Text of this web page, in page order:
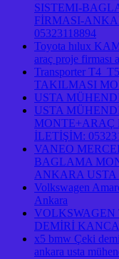
SISTEMI-
FİRMASI-
05323118894
Toyota hılux
araç proje
Transporter T4
TAKILMASI
USTA
USTA
MONTE+ARAÇ
İLETİŞİM:
VANEO
BAGLAMA
ANKARA
Volkswagen
Ankara
VOLKSWAGEN
DEMİRİ
x5 bmw Çeki
ankara usta